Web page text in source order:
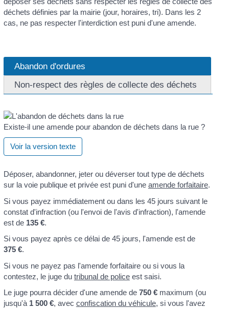
déchets définies par la mairie (jour, horaires, tri). Dans les 2
cas, ne pas respecter l'interdiction est puni d'une amende.
Abandon d'ordures
Non-respect des règles de collecte des déchets
Existe-il une amende pour abandon de déchets dans la rue ?
Voir la version texte
Déposer, abandonner, jeter ou déverser tout type de déchets
sur la voie publique et privée est puni d'une amende forfaitaire.
Si vous payez immédiatement ou dans les 45 jours suivant le
constat d'infraction (ou l'envoi de l'avis d'infraction), l'amende
est de 135 €.
Si vous payez après ce délai de 45 jours, l'amende est de
375 €.
Si vous ne payez pas l'amende forfaitaire ou si vous la
contestez, le juge du tribunal de policeest saisi.
Le juge pourra décider d'une amende de 750 €maximum (ou
jusqu'à 1 500 €, avec confiscation du véhicule, si vous l'avez